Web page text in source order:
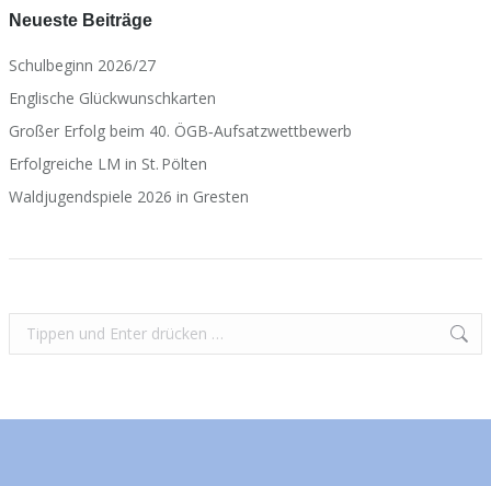
Neueste Beiträge
Schulbeginn 2026/27
Englische Glückwunschkarten
Großer Erfolg beim 40. ÖGB‑Aufsatzwettbewerb
Erfolgreiche LM in St. Pölten
Waldjugendspiele 2026 in Gresten
Search: